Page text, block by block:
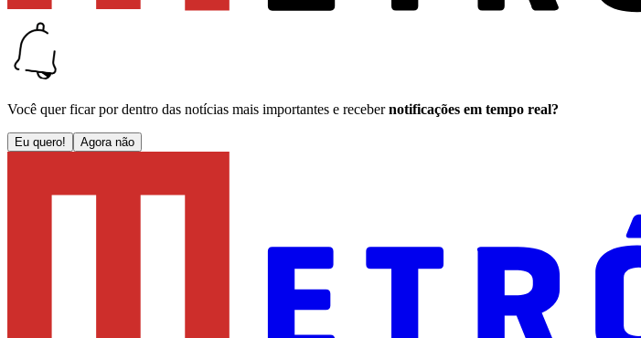
Você quer ficar por dentro das notícias mais importantes e receber notificações em tempo real?
Eu quero! Agora não